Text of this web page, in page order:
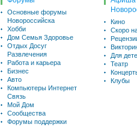
Основные форумы
Новороссийска
Хобби
Дом Семья Здоровье
Отдых Досуг
Развлечения
Работа и карьера
Бизнес
Авто
Компьютеры Интернет
Связь
Мой Дом
Сообщества
Форумы поддержки
Кино
Скоро
Для
Театр
Клубы